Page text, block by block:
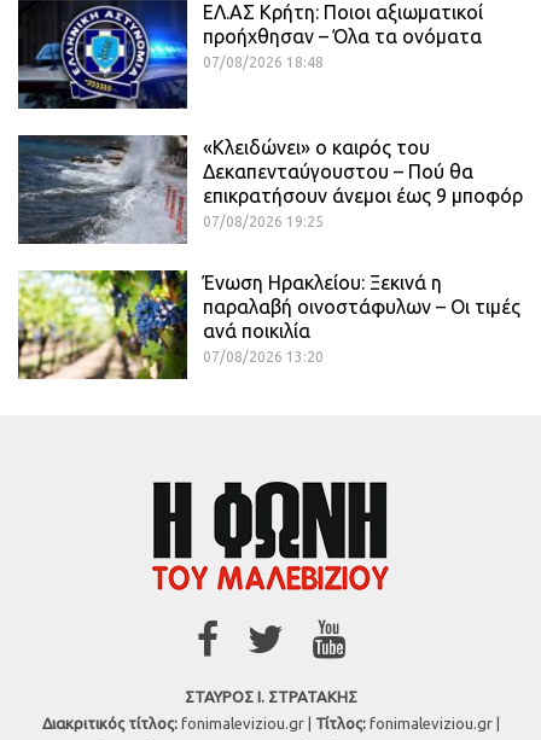
ΕΛ.ΑΣ Κρήτη: Ποιοι αξιωματικοί
προήχθησαν – Όλα τα ονόματα
07/08/2026 18:48
«Κλειδώνει» ο καιρός του
Δεκαπενταύγουστου – Πού θα
επικρατήσουν άνεμοι έως 9 μποφόρ
07/08/2026 19:25
Ένωση Ηρακλείου: Ξεκινά η
παραλαβή οινοστάφυλων – Οι τιμές
ανά ποικιλία
07/08/2026 13:20
ΣΤΑΥΡΟΣ Ι. ΣΤΡΑΤΑΚΗΣ
Διακριτικός τίτλος:fonimaleviziou.gr | Τίτλος:fonimaleviziou.gr |